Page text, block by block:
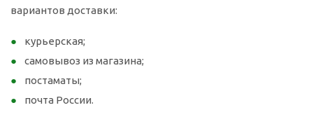
вариантов доставки:
курьерская;
самовывоз из магазина;
постаматы;
почта России.